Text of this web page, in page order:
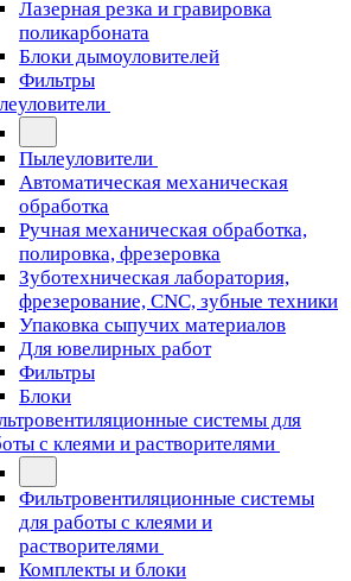
Лазерная резка и гравировка
поликарбоната
Блоки дымоуловителей
Фильтры
Пылеуловители
Автоматическая механическая
обработка
Ручная механическая обработка,
полировка, фрезеровка
Зуботехническая лаборатория,
фрезерование, CNC, зубные техники
Упаковка сыпучих материалов
Для ювелирных работ
Фильтры
Блоки
системы для
с клеями и растворителями
Фильтровентиляционные системы
для работы с клеями и
растворителями
Комплекты и блоки